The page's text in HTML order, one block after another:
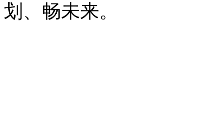
划、畅未来。